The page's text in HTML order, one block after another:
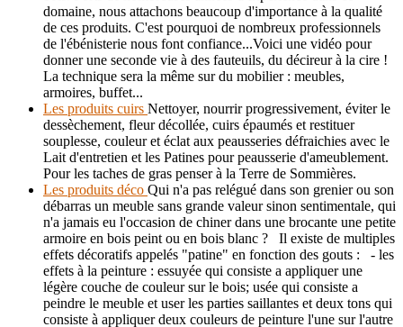
domaine, nous attachons beaucoup d'importance à la qualité
de ces produits. C'est pourquoi de nombreux professionnels
de l'ébénisterie nous font confiance...Voici une vidéo pour
donner une seconde vie à des fauteuils, du décireur à la cire !
La technique sera la même sur du mobilier : meubles,
armoires, buffet...
Les produits cuirs Nettoyer, nourrir progressivement, éviter le
dessèchement, fleur décollée, cuirs épaumés et restituer
souplesse, couleur et éclat aux peausseries défraichies avec le
Lait d'entretien et les Patines pour peausserie d'ameublement.
Pour les taches de gras penser à la Terre de Sommières.
Les produits déco Qui n'a pas relégué dans son grenier ou son
débarras un meuble sans grande valeur sinon sentimentale, qui
n'a jamais eu l'occasion de chiner dans une brocante une petite
armoire en bois peint ou en bois blanc ? Il existe de multiples
effets décoratifs appelés "patine" en fonction des gouts : - les
effets à la peinture : essuyée qui consiste a appliquer une
légère couche de couleur sur le bois; usée qui consiste a
peindre le meuble et user les parties saillantes et deux tons qui
consiste à appliquer deux couleurs de peinture l'une sur l'autre